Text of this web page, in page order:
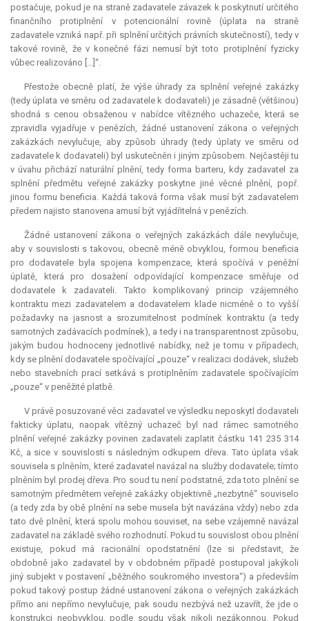
postačuje, pokud je na straně zadavatele závazek k poskytnutí určitého
finančního protiplnění v potencionální rovině (úplata na straně
zadavatele vzniká např. při splnění určitých právních skutečností), tedy v
takové rovině, že v konečné fázi nemusí být toto protiplnění fyzicky
vůbec realizováno [...]“.
Přestože obecně platí, že výše úhrady za splnění veřejné zakázky
(tedy úplata ve směru od zadavatele k dodavateli) je zásadně (většinou)
shodná s cenou obsaženou v nabídce vítězného uchazeče, která se
zpravidla vyjadřuje v penězích, žádné ustanovení zákona o veřejných
zakázkách nevylučuje, aby způsob úhrady (tedy úplaty ve směru od
zadavatele k dodavateli) byl uskutečněn i jiným způsobem. Nejčastěji tu
v úvahu přichází naturální plnění, tedy forma barteru, kdy zadavatel za
splnění předmětu veřejné zakázky poskytne jiné věcné plnění, popř.
jinou formu beneficia. Každá taková forma však musí být zadavatelem
předem najisto stanovena amusí být vyjádřitelná v penězích.
Žádné ustanovení zákona o veřejných zakázkách dále nevylučuje,
aby v souvislosti s takovou, obecně méně obvyklou, formou beneficia
pro dodavatele byla spojena
kompenzace, která spočívá v peněžní
úplatě, která pro dosažení odpovídající
kompenzacesměřuje od
dodavatele k zadavateli. Takto komplikovaný princip vzájemného
kontraktu mezi zadavatelem a dodavatelem klade nicméně o to vyšší
požadavky na jasnost a srozumitelnost podmínek kontraktu (a tedy
samotných zadávacích podmínek), a tedy i na transparentnost způsobu,
jakým budou hodnoceny jednotlivé nabídky, než je tomu v případech,
kdy se plnění dodavatele spočívající „pouze“ v realizaci dodávek, služeb
nebo stavebních prací setkává s protiplněním zadavatele spočívajícím
„pouze“ v peněžité platbě.
V právě posuzované věci zadavatel ve výsledku neposkytl dodavateli
fakticky úplatu, naopak vítězný uchazeč byl nad rámec samotného
plnění veřejné zakázky povinen zadavateli zaplatit částku 141 235 314
Kč, a sice v souvislosti s následným odkupem dřeva. Tato úplata však
souvisela s plněním, které zadavatel navázal na služby dodavatele; tímto
plněním byl prodej dřeva. Pro soud tu není podstatné, zda toto plnění se
samotným předmětem veřejné zakázky objektivně „nezbytně“ souviselo
(a tedy zda by obě plnění na sebe musela být navázána vždy) nebo zda
tato dvě plnění, která spolu mohou souviset, na sebe vzájemně navázal
zadavatel na základě svého rozhodnutí. Pokud tu souvislost obou plnění
existuje, pokud má racionální opodstatnění (lze si představit, že
obdobně jako zadavatel by v obdobném případě postupoval jakýkoli
jiný subjekt v postavení „běžného soukromého investora“) a především
pokud takový postup žádné ustanovení zákona o veřejných zakázkách
přímo ani nepřímo nevylučuje, pak soudu nezbývá než uzavřít, že jde o
konstrukci neobvyklou, podle soudu však nikoli nezákonnou. Pokud